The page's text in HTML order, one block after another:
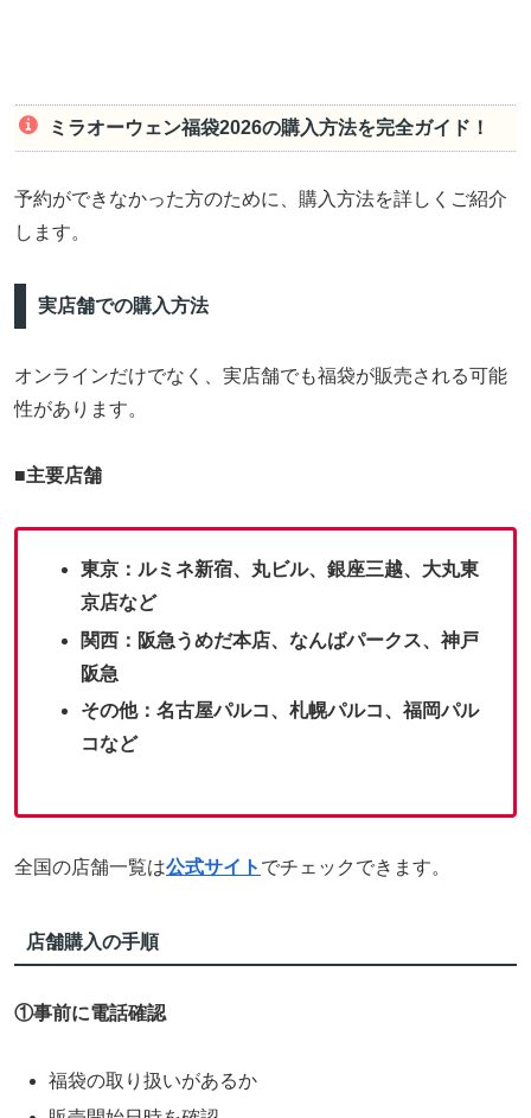
ミラオーウェン福袋2026の購入方法を完全ガイド！
予約ができなかった方のために、購入方法を詳しくご紹介
します。
実店舗での購入方法
オンラインだけでなく、実店舗でも福袋が販売される可能
性があります。
■主要店舗
東京：ルミネ新宿、丸ビル、銀座三越、大丸東
京店など
関西：阪急うめだ本店、なんばパークス、神戸
阪急
その他：名古屋パルコ、札幌パルコ、福岡パル
コなど
全国の店舗一覧は公式サイト でチェックできます。
店舗購入の手順
①事前に電話確認
福袋の取り扱いがあるか